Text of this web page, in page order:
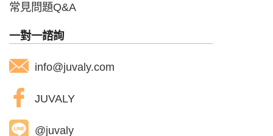
常見問題Q&A
一對一諮詢
info@juvaly.com
JUVALY
@juvaly